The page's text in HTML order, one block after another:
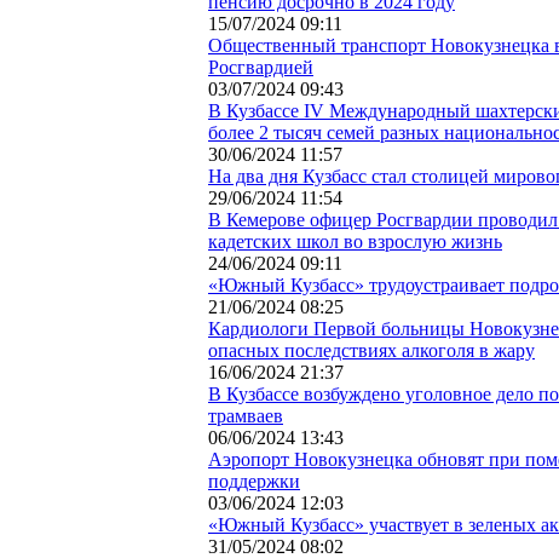
15/07/2024 09:11
Общественный транспорт Новокузнецка
Росгвардией
03/07/2024 09:43
В Кузбассе IV Международный
более 2 тысяч семей разных
30/06/2024 11:57
На два дня Кузбасс стал столицей
29/06/2024 11:54
В Кемерове офицер Росгвардии
кадетских школ во взрослую жизнь
24/06/2024 09:11
«Южный Кузбасс» трудоустраивает
21/06/2024 08:25
Кардиологи Первой больницы
опасных последствиях алкоголя в жару
16/06/2024 21:37
В Кузбассе возбуждено уголовное дело
трамваев
06/06/2024 13:43
Аэропорт Новокузнецка обновят при
поддержки
03/06/2024 12:03
«Южный Кузбасс» участвует в зеленых
31/05/2024 08:02